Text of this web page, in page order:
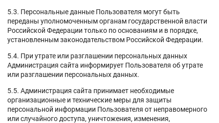
5.3. Персональные данные Пользователя могут быть
переданы уполномоченным органам государственной власти
Российской Федерации только по основаниям и в порядке,
установленным законодательством Российской Федерации.
5.4. При утрате или разглашении персональных данных
Администрация сайта информирует Пользователя об утрате
или разглашении персональных данных.
5.5. Администрация сайта принимает необходимые
организационные и технические меры для защиты
персональной информации Пользователя от неправомерного
или случайного доступа, уничтожения, изменения,